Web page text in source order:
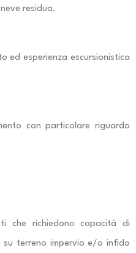
residua.
ed esperienza escursionistica
con particolare riguardo
che richiedono capacità di
su terreno impervio e/o infido